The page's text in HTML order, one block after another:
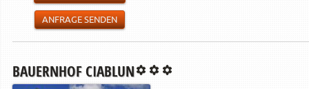
ANFRAGE SENDEN
BAUERNHOF CIABLUN